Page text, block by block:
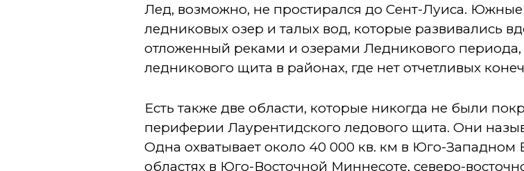
Лед, возможно, не простирался до Сент-Луиса.
ледниковых озер и талых вод, которые развивались
отложенный реками и озерами Ледникового
ледникового щита в районах, где нет отчетливых
Есть также две области, которые никогда не были
периферии Лаурентидского ледового щита. Они
Одна охватывает около 40 000 кв. км в Юго-
областях в Юго-Восточной Миннесоте, северо-